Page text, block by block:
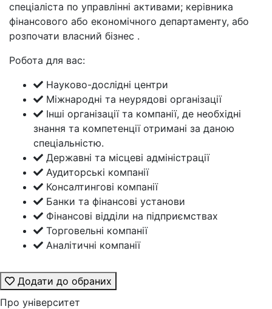
спеціаліста по управлінні активами; керівника
фінансового або економічного департаменту, або
розпочати власний бізнес .
Робота для вас:
Науково-дослідні центри
Міжнародні та неурядові організації
Інші організації та компанії, де необхідні
знання та компетенції отримані за даною
спеціальністю.
Державні та місцеві адміністрації
Аудиторські компанії
Консалтингові компанії
Банки та фінансові установи
Фінансові відділи на підприємствах
Торговельні компанії
Аналітичні компанії
Додати до обраних
Про університет